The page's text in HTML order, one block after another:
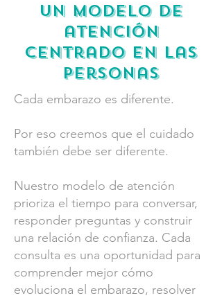
Un modelo de
atención
centrado en las
personas
Cada embarazo es diferente.
Por eso creemos que el cuidado
también debe ser diferente.
Nuestro modelo de atención
prioriza el tiempo para conversar,
responder preguntas y construir
una relación de confianza. Cada
consulta es una oportunidad para
comprender mejor cómo
evoluciona el embarazo, resolver